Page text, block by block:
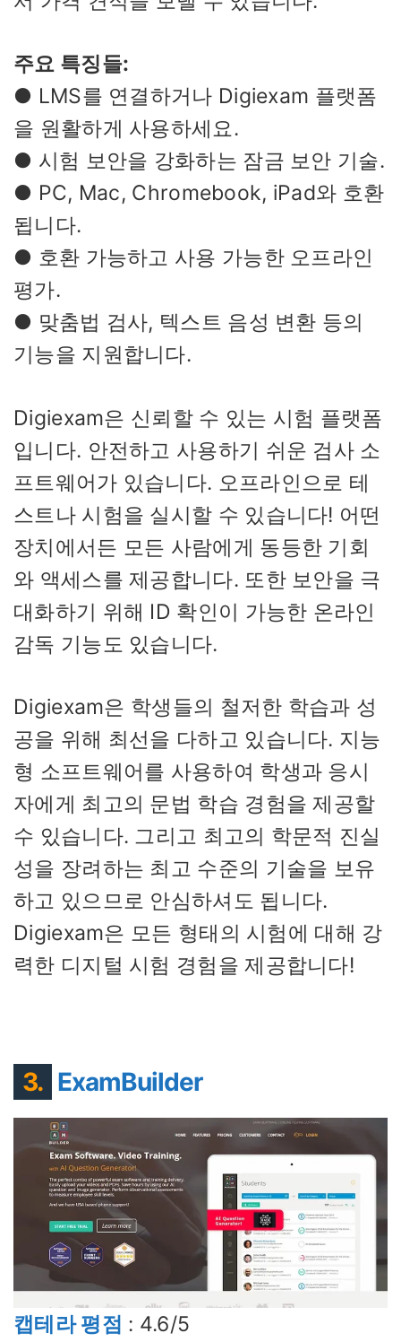
주요 특징들:
● LMS를 연결하거나 Digiexam 플랫폼
을 원활하게 사용하세요.
● 시험 보안을 강화하는 잠금 보안 기술.
● PC, Mac, Chromebook, iPad와 호환
됩니다.
● 호환 가능하고 사용 가능한 오프라인
평가.
● 맞춤법 검사, 텍스트 음성 변환 등의
기능을 지원합니다.
Digiexam은 신뢰할 수 있는 시험 플랫폼
입니다. 안전하고 사용하기 쉬운 검사 소
프트웨어가 있습니다. 오프라인으로 테
스트나 시험을 실시할 수 있습니다! 어떤
장치에서든 모든 사람에게 동등한 기회
와 액세스를 제공합니다. 또한 보안을 극
대화하기 위해 ID 확인이 가능한 온라인
감독 기능도 있습니다.
Digiexam은 학생들의 철저한 학습과 성
공을 위해 최선을 다하고 있습니다. 지능
형 소프트웨어를 사용하여 학생과 응시
자에게 최고의 문법 학습 경험을 제공할
수 있습니다. 그리고 최고의 학문적 진실
성을 장려하는 최고 수준의 기술을 보유
하고 있으므로 안심하셔도 됩니다.
Digiexam은 모든 형태의 시험에 대해 강
력한 디지털 시험 경험을 제공합니다!
3. ExamBuilder
캡테라 평점 : 4.6/5